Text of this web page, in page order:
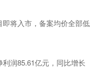
将入市，备案均价全部低
润85.61亿元，同比增长